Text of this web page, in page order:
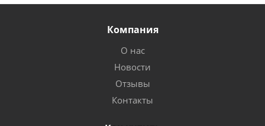
Компания
О нас
Новости
Отзывы
Контакты